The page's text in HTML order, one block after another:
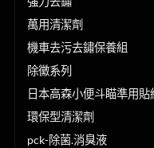
萬用清潔劑
機車去污去鏽保養組
除黴系列
日本高森小便斗瞄準用貼
環保型清潔劑
pck-除菌.消臭液